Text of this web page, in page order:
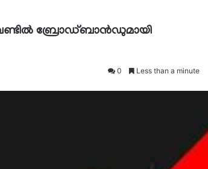
ബണ്ടില്‍ ബ്രോഡ്ബാന്‍ഡുമായി
0 Less than a minute